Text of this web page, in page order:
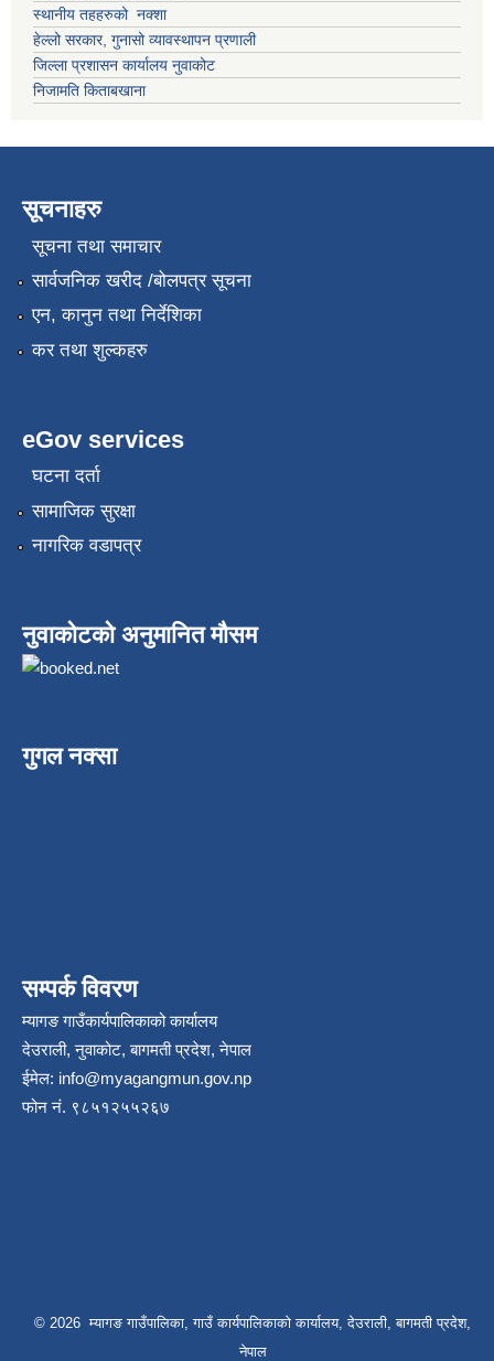
स्थानीय तहहरुको नक्शा
हेल्लो सरकार, गुनासो व्यावस्थापन प्रणाली
जिल्ला प्रशासन कार्यालय नुवाकोट
निजामति किताबखाना
सूचनाहरु
सूचना तथा समाचार
सार्वजनिक खरीद /बोलपत्र सूचना
एन, कानुन तथा निर्देशिका
कर तथा शुल्कहरु
eGov services
घटना दर्ता
सामाजिक सुरक्षा
नागरिक वडापत्र
नुवाकोटको अनुमानित मौसम
गुगल नक्सा
सम्पर्क विवरण
म्यागङ गाउँकार्यपालिकाको कार्यालय
देउराली, नुवाकोट, बागमती प्रदेश, नेपाल
ईमेल: info@myagangmun.gov.np
फोन नं. ९८५१२५५२६७
© 2026 म्यागङ गाउँपालिका, गाउँ कार्यपालिकाको कार्यालय, देउराली, बागमती प्रदेश,
नेपाल